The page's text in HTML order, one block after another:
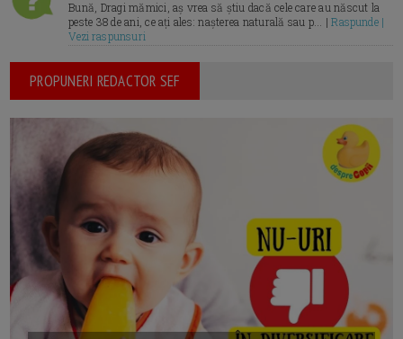
Bună, Dragi mămici, aș vrea să știu dacă cele care au născut la
peste 38 de ani, ce ați ales: nașterea naturală sau p... |Raspunde |
Vezi raspunsuri
PROPUNERI REDACTOR SEF